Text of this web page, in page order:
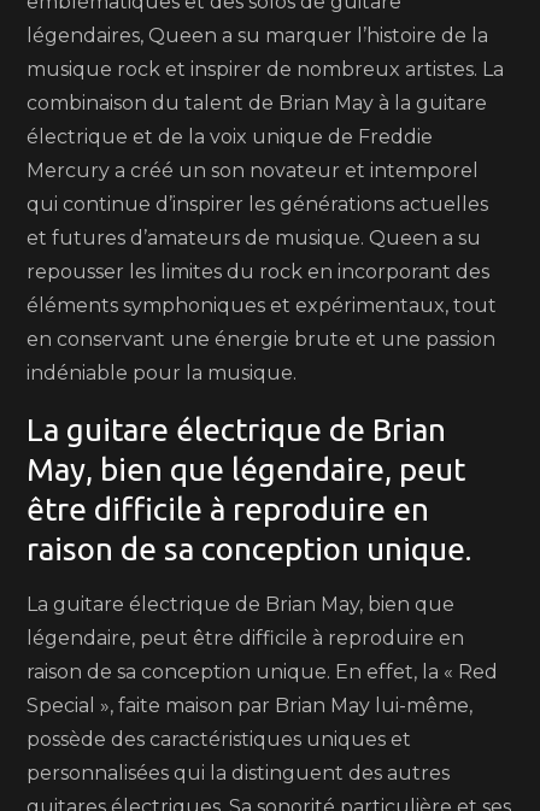
légendaires, Queen a su marquer l’histoire de la
musique rock et inspirer de nombreux artistes. La
combinaison du talent de Brian May à la guitare
électrique et de la voix unique de Freddie
Mercury a créé un son novateur et intemporel
qui continue d’inspirer les générations actuelles
et futures d’amateurs de musique. Queen a su
repousser les limites du rock en incorporant des
éléments symphoniques et expérimentaux, tout
en conservant une énergie brute et une passion
indéniable pour la musique.
La guitare électrique de Brian
May, bien que légendaire, peut
être difficile à reproduire en
raison de sa conception unique.
La guitare électrique de Brian May, bien que
légendaire, peut être difficile à reproduire en
raison de sa conception unique. En effet, la « Red
Special », faite maison par Brian May lui-même,
possède des caractéristiques uniques et
personnalisées qui la distinguent des autres